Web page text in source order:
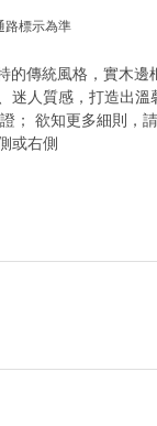
路標示為準
的傳統風格，實木
迷人質感，打造出溫
； 欲知更多細則，
或右側